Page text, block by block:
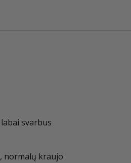
svarbus
normalų kraujo